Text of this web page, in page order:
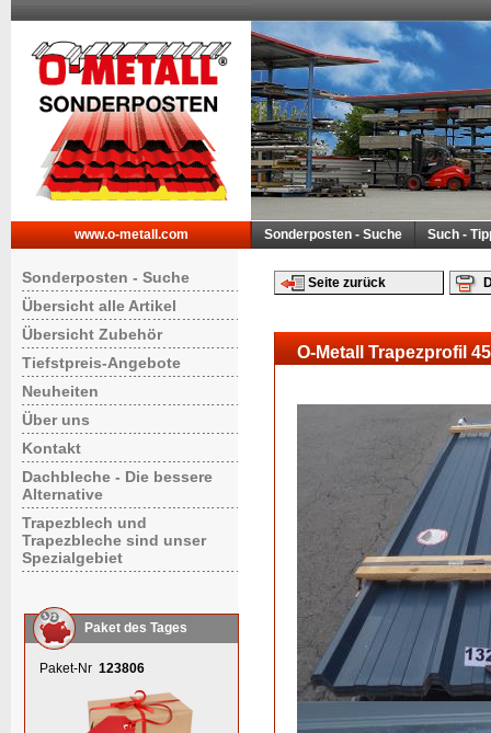
www.o-metall.com Sonderposten - Suche Such -
Sonderposten - Suche
Übersicht alle Artikel
Übersicht Zubehör
Tiefstpreis-Angebote
Neuheiten
Über uns
Kontakt
Dachbleche - Die bessere
Alternative
Trapezblech und
Trapezbleche sind unser
Spezialgebiet
Paket des Tages
Paket-Nr 123806
Seite zurück
O-Metall Trapezprofil